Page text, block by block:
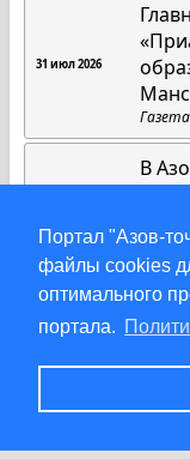
Портал "Азов-
файлы cookies
оптимального
портала.
31 июл 2026
В